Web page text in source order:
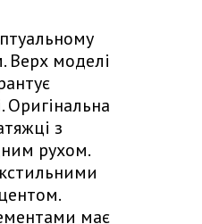
Верх моделі
Оригінальна
з
рухом.
має